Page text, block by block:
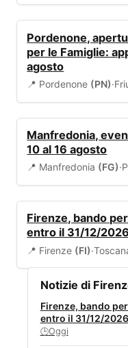
Pordenone,
per le Famiglie:
agosto
📍 Pordenone (PN)·
Manfredonia,
10 al 16 agosto
📍 Manfredonia (FG)·
Firenze, bando
entro il 31/12/2026
📍 Firenze (FI)·
Notizie di
Firenze, bando
entro il 31/12/2026
🕒Oggi